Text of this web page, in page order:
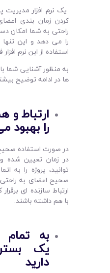
یک نرم افزار
کردن زمان بندی
راحتی به شما امکان
را می دهد و این
استفاده از این نرم
به منظور آشنایی شما
ها در ادامه توضیح
ارتباط و
را بهبود
در صورت استفاده صحیح
در زمان تعیین شده
توانید، پروژه را به
صحیح اعضای به راحتی
ارتباط سازنده ای
با هم داشته باشند.
به تمام
یک
دارید